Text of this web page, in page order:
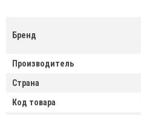
Бренд
Производитель
Страна
Код товара